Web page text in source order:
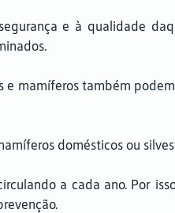
e à qualidade
e mamíferos também
domésticos ou
a cada ano. Por